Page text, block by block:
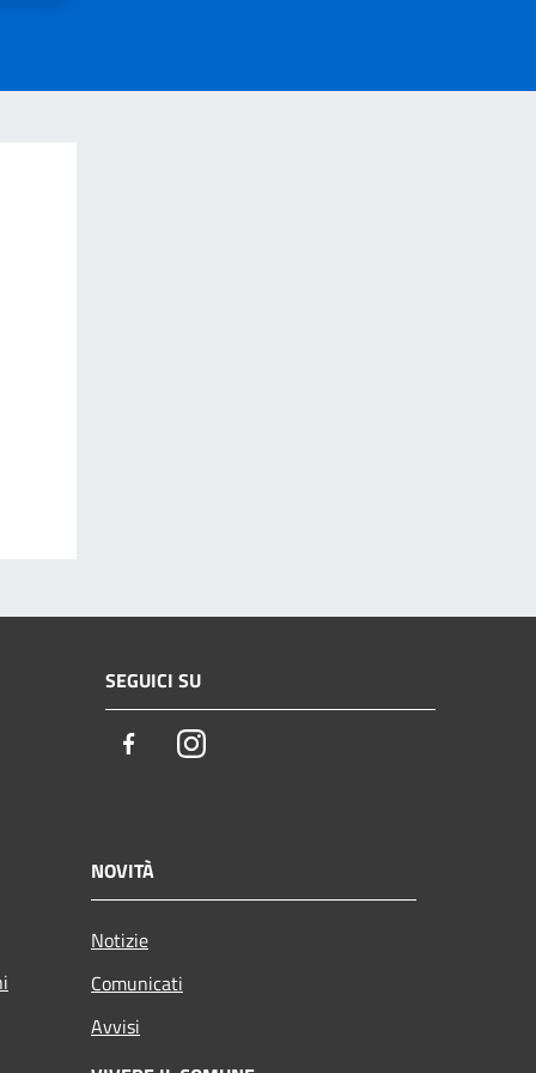
SEGUICI SU
FacebookInstagram
NOVITÀ
Notizie
Comunicati
Avvisi